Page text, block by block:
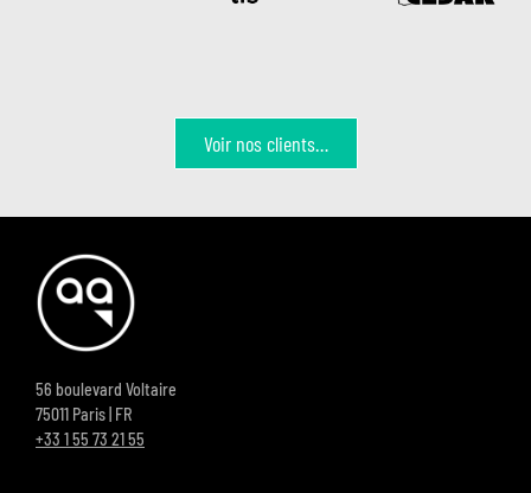
Voir nos clients…
56 boulevard Voltaire
75011 Paris | FR
+33 1 55 73 21 55